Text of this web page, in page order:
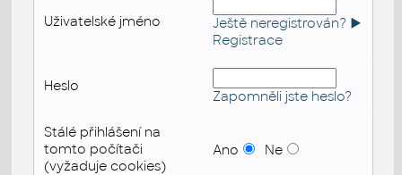
Uživatelské jméno
Ještě neregistrován? ►
Registrace
Heslo
Zapomněli jste heslo?
Stálé přihlášení na
tomto počítači
(vyžaduje cookies)
Ano Ne